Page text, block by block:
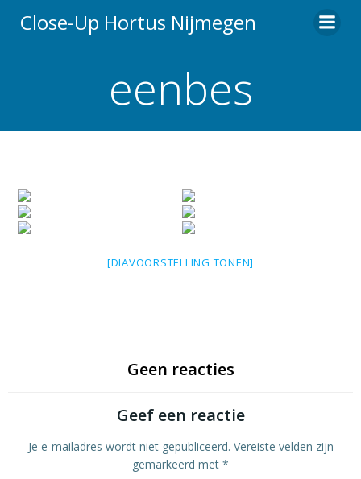
naar
Close-Up Hortus Nijmegen
eenbes
[DIAVOORSTELLING TONEN]
Geen reacties
Geef een reactie
Je e-mailadres wordt niet gepubliceerd. Vereiste velden zijn
gemarkeerd met *